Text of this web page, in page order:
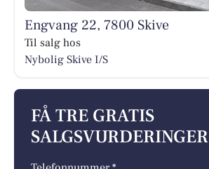
Engvang 22, 7800 Skive
Til salg hos
Nybolig Skive I/S
FÅ TRE GRATIS
SALGSVURDERINGER